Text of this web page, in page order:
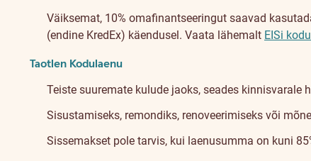
Väiksemat, 10% omafinantseeringut saavad
(endine KredEx) käendusel. Vaata lähemalt EISi
Taotlen Kodulaenu
Teiste suuremate kulude jaoks, seades kinnisvarale
Sisustamiseks, remondiks, renoveerimiseks või
Sissemakset pole tarvis, kui laenusumma on kuni